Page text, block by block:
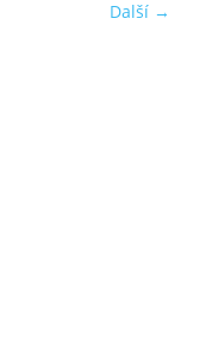
Další →